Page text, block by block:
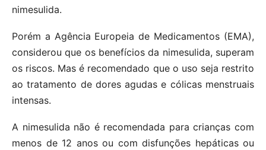
nimesulida.
Porém a Agência Europeia de Medicamentos (EMA),
considerou que os benefícios da nimesulida, superam
os riscos. Mas é recomendado que o uso seja restrito
ao tratamento de dores agudas e cólicas menstruais
intensas.
A nimesulida não é recomendada para crianças com
menos de 12 anos ou com disfunções hepáticas ou